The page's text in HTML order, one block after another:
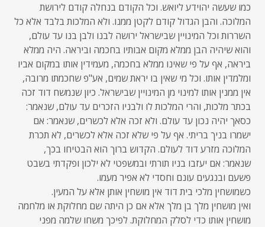
כמו שעשה יהוידע ליואש. וכל הקודם בנחלה קודם לירושת
המלוכה. והבן הגדול קודם לקטן ממנו. ולא המלכות בלבד אלא כל
השררות וכל המינויין שבישראל ירושה לבנו ולבן בנו עד עולם,
והוא שיהיה הבן ממלא מקום אבותיו בחכמה וביראה. היה ממלא
ביראה, אף על פי שאינו ממלא בחכמה, מעמידין אותו במקום אביו
ומלמדין אותו. וכל מי שאין בו יראת שמים, אע"פ שחכמתו מרובה,
אין ממנין אותו למינוי מן המינויין שבישראל. כיון שנמשח דוד זכה
בכתר מלכות, והרי המלכות לו ולבניו הזכרים עד עולם, שנאמר:
כסאך יהיה נכון עד עולם. ולא זכה אלא לכשרים, שנאמר: אם
ישמרו בניך בריתי. אף על פי שלא זכה אלא לכשרים, לא תכרת
המלוכה מזרע דוד לעולם. הקדוש ברוך הוא הבטיחו בכך,
שנאמר: אם יעזבו בניו תורתי ובמשפטי לא ילכון ופקדתי בשבט
פשעם ובנגעים עונם וחסדי לא אפיר מעמו.
כשמושחין מלכי בית דוד אין מושחין אותן אלא על המעין.
ואין מושחין מלך בן מלך אלא אם כן היתה שם מחלוקת או מלחמה
מושחין אותו כדי לסלק המחלוקת. לפיכך משחו שלמה מפני